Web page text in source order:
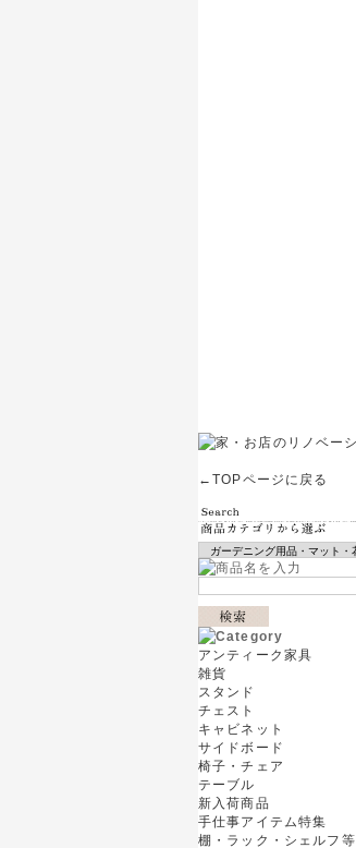
←TOPページに戻る
アンティーク家具
雑貨
スタンド
チェスト
キャビネット
サイドボード
椅子・チェア
テーブル
新入荷商品
手仕事アイテム特集
棚・ラック・シェルフ等